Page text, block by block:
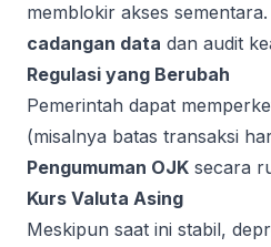
memblokir akses
cadangan data dan audit
Regulasi yang Berubah
Pemerintah dapat
(misalnya batas transaksi
Pengumuman OJK secara
Kurs Valuta Asing
Meskipun saat ini stabil,